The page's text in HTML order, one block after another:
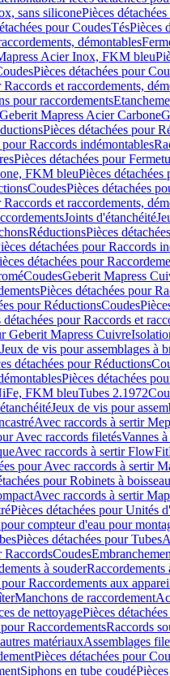
sans siliconePièces
pour CoudesTésPièces
démontables
Acier Inox, FKM bleu
Pièces détachées pour
Raccords et raccordements,
pour raccordements
Geberit Mapress Acier Carbone
Pièces détachées pour
pour Raccords indémontables
Pièces détachées pour
FKM bleuPièces
CoudesPièces détachées
Raccords et raccordements,
Joints d'étanchéité
RéductionsPièces
détachées pour Raccords
détachées pour
CoudesGeberit Mapress
Pièces détachées pour
pour RéductionsCoudes
détachées pour Raccords et
Geberit Mapress Cuivre
Jeux de vis pour assemblages à
détachées pour Réductions
Pièces détachées
FKM bleuTubes 2.1972
Jeux de vis pour
Avec raccords à sertir
Avec raccords filetésVannes
Avec raccords à sertir FlowFit
pour Avec raccords à sertir
pour Robinets à
Avec raccords à sertir
Pièces détachées pour Unités
compteur d'eau pour
Pièces détachées pour Tubes
RaccordsCoudes
à souderRaccordements
pour Raccordements aux
Manchons de raccordement
de nettoyagePièces
RaccordementsRaccords
matériauxAssemblages
Pièces détachées pour
Siphons en tube coudé